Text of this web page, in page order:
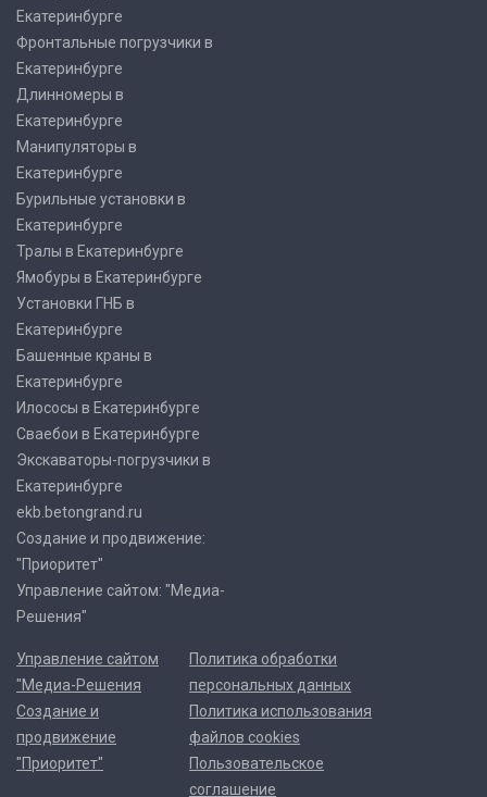
Екатеринбурге
Фронтальные погрузчики в
Екатеринбурге
Длинномеры в
Екатеринбурге
Манипуляторы в
Екатеринбурге
Бурильные установки в
Екатеринбурге
Тралы в Екатеринбурге
Ямобуры в Екатеринбурге
Установки ГНБ в
Екатеринбурге
Башенные краны в
Екатеринбурге
Илососы в Екатеринбурге
Сваебои в Екатеринбурге
Экскаваторы-погрузчики в
Екатеринбурге
ekb.betongrand.ru
Создание и продвижение:
"Приоритет"
Управление сайтом: "Медиа-
Решения"
Управление сайтом
"Медиа-Решения
Создание и
продвижение
"Приоритет"
Политика обработки
персональных данных
Политика использования
файлов cookies
Пользовательское
соглашение